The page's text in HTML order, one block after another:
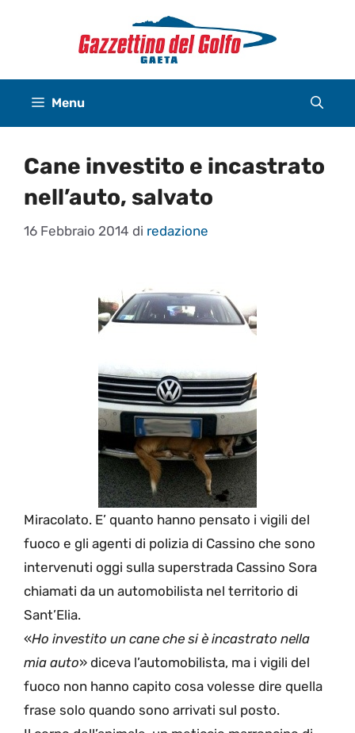
Menu
Cane investito e incastrato
nell’auto, salvato
16 Febbraio 2014 di redazione
Miracolato. E’ quanto hanno pensato i vigili del
fuoco e gli agenti di polizia di Cassino che sono
intervenuti oggi sulla superstrada Cassino Sora
chiamati da un automobilista nel territorio di
Sant’Elia.
«Ho investito un cane che si è incastrato nella
mia auto» diceva l’automobilista, ma i vigili del
fuoco non hanno capito cosa volesse dire quella
frase solo quando sono arrivati sul posto.